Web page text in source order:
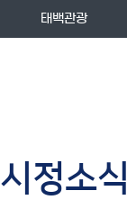
태백관광
시정소식